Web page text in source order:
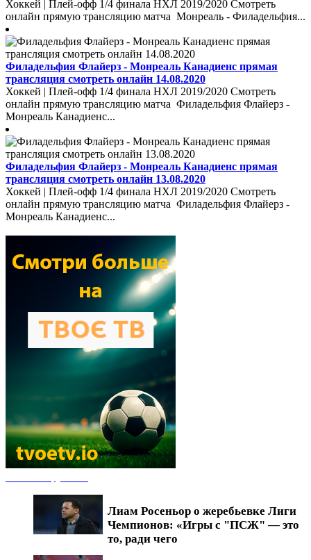
Хоккей | Плей-офф 1/4 финала НХЛ 2019/2020 Смотреть
онлайн прямую трансляцию матча Монреаль - Филадельфия...
Филадельфия Флайерз - Монреаль Канадиенс прямая
трансляция смотреть онлайн 14.08.2020
Хоккей | Плей-офф 1/4 финала НХЛ 2019/2020 Смотреть
онлайн прямую трансляцию матча Филадельфия Флайерз -
Монреаль Канадиенс...
Филадельфия Флайерз - Монреаль Канадиенс прямая
трансляция смотреть онлайн 13.08.2020
Хоккей | Плей-офф 1/4 финала НХЛ 2019/2020 Смотреть
онлайн прямую трансляцию матча Филадельфия Флайерз -
Монреаль Канадиенс...
Лиам Росеньор о жеребьевке Лиги
Чемпионов: «Игры с "ПСЖ" — это
то, ради чего